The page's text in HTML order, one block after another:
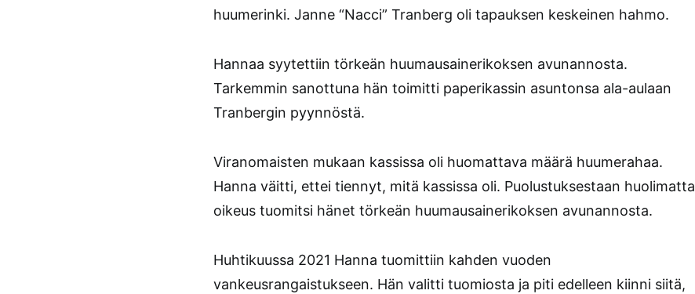
huumerinki. Janne “Nacci” Tranberg oli tapauksen keskeinen hahmo.
Hannaa syytettiin törkeän huumausainerikoksen avunannosta.
Tarkemmin sanottuna hän toimitti paperikassin asuntonsa ala-aulaan
Tranbergin pyynnöstä.
Viranomaisten mukaan kassissa oli huomattava määrä huumerahaa.
Hanna väitti, ettei tiennyt, mitä kassissa oli. Puolustuksestaan huolimatta
oikeus tuomitsi hänet törkeän huumausainerikoksen avunannosta.
Huhtikuussa 2021 Hanna tuomittiin kahden vuoden
vankeusrangaistukseen. Hän valitti tuomiosta ja piti edelleen kiinni siitä,